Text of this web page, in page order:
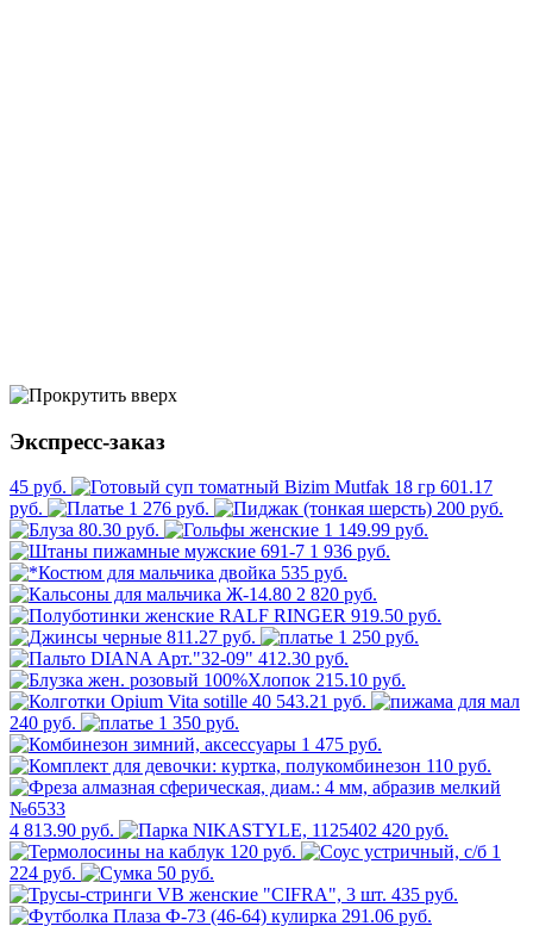
Экспресс-заказ
45 руб.
601.17
руб.
1 276 руб.
200 руб.
80.30 руб.
1 149.99 руб.
1 936 руб.
535 руб.
2 820 руб.
919.50 руб.
811.27 руб.
1 250 руб.
412.30 руб.
215.10 руб.
543.21 руб.
240 руб.
1 350 руб.
1 475 руб.
110 руб.
4 813.90 руб.
420 руб.
120 руб.
1
224 руб.
50 руб.
435 руб.
291.06 руб.